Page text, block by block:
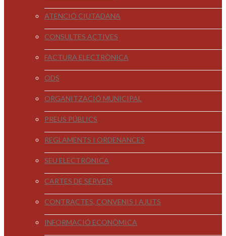
ATENCIÓ CIUTADANA
CONSULTES ACTIVES
FACTURA ELECTRÒNICA
ODS
ORGANITZACIÓ MUNICIPAL
PREUS PÚBLICS
REGLAMENTS I ORDENANCES
SEU ELECTRÒNICA
CARTES DE SERVEIS
CONTRACTES, CONVENIS I AJUTS
INFORMACIÓ ECONÒMICA